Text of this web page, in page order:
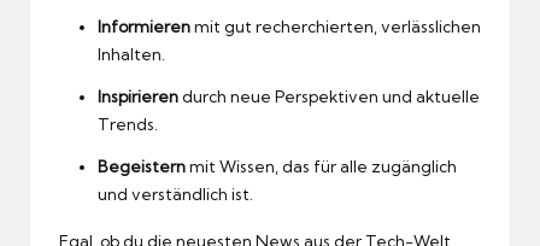
Informierenmit gut recherchierten, verlässlichen
Inhalten.
Inspirierendurch neue Perspektiven und aktuelle
Trends.
Begeisternmit Wissen, das für alle zugänglich
und verständlich ist.
Egal, ob du die neuesten News aus der Tech-Welt